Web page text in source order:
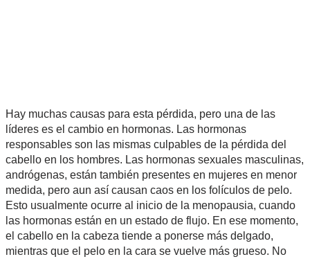
Hay muchas causas para esta pérdida, pero una de las
líderes es el cambio en hormonas. Las hormonas
responsables son las mismas culpables de la pérdida del
cabello en los hombres. Las hormonas sexuales masculinas,
andrógenas, están también presentes en mujeres en menor
medida, pero aun así causan caos en los folículos de pelo.
Esto usualmente ocurre al inicio de la menopausia, cuando
las hormonas están en un estado de flujo. En ese momento,
el cabello en la cabeza tiende a ponerse más delgado,
mientras que el pelo en la cara se vuelve más grueso. No